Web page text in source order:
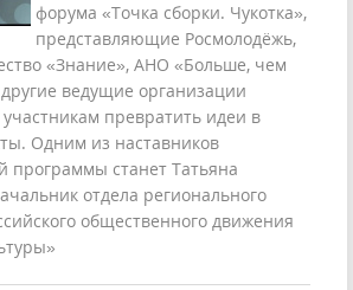
форума «Точка сборки. Чукотка»,
представляющие Росмолодёжь,
«Знание», АНО «Больше, чем
ведущие организации
превратить идеи в
Одним из наставников
программы станет Татьяна
отдела регионального
общественного движения